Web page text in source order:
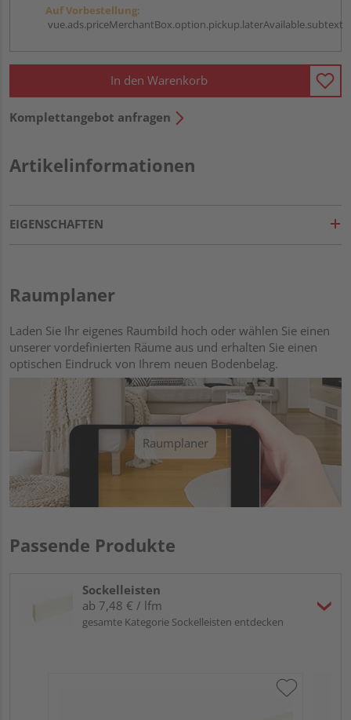
Auf Vorbestellung:
vue.ads.priceMerchantBox.option.pickup.laterAvailable.subtext
In den Warenkorb
Komplettangebot anfragen
Artikelinformationen
EIGENSCHAFTEN
Raumplaner
Laden Sie Ihr eigenes Raumbild hoch oder wählen Sie einen
unserer vordefinierten Räume aus und erhalten Sie einen
optischen Eindruck von Ihrem neuen Bodenbelag.
Raumplaner
Passende Produkte
Sockelleisten
ab 7,48 € / lfm
gesamte Kategorie Sockelleisten entdecken